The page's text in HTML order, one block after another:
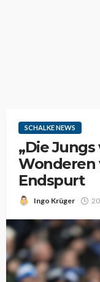
SCHALKE NEWS
„Die
Wonderen
Endspurt
Ingo Krüger